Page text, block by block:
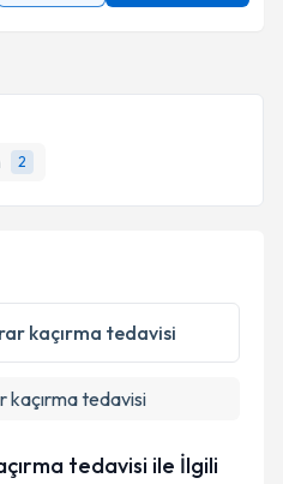
2
kaçırma tedavisi
kaçırma tedavisi
tedavisi ile İlgili